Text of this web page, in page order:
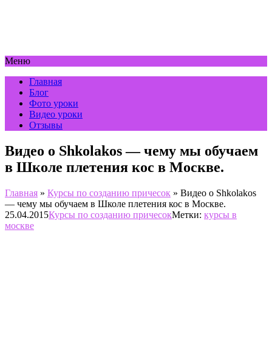
Меню
Главная
Блог
Фото уроки
Видео уроки
Отзывы
Видео о Shkolakos — чему мы обучаем
в Школе плетения кос в Москве.
Главная » Курсы по созданию причесок » Видео о Shkolakos
— чему мы обучаем в Школе плетения кос в Москве.
25.04.2015Курсы по созданию причесокМетки: курсы в
москве